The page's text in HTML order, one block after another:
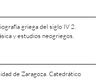
griega del siglo IV 2.
y estudios neogriegos.
de Zaragoza. Catedrático